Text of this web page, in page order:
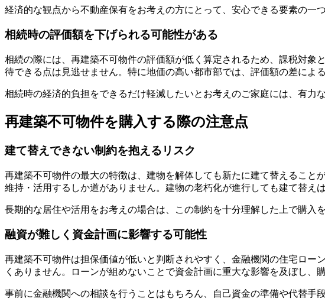
経済的な観点から不動産保有をお考えの方にとって、安心できる要素の一
相続時の評価額を下げられる可能性がある
相続の際には、再建築不可物件の評価額が低く算定されるため、課税対
待できる点は見逃せません。特に地価の高い都市部では、評価額の差によ
相続時の経済的負担をできるだけ軽減したいとお考えのご家庭には、有力
再建築不可物件を購入する際の注意点
建て替えできない制約を抱えるリスク
再建築不可物件の最大の特徴は、建物を解体しても新たに建て替えるこ
維持・活用するしか道がありません。建物の老朽化が進行しても建て替え
長期的な居住や活用をお考えの場合は、この制約を十分理解した上で購入
融資が難しく資金計画に影響する可能性
再建築不可物件は担保価値が低いと判断されやすく、金融機関の住宅ロ
くありません。ローンが組めないことで資金計画に重大な影響を及ぼし、
事前に金融機関への相談を行うことはもちろん、自己資金の準備や代替手